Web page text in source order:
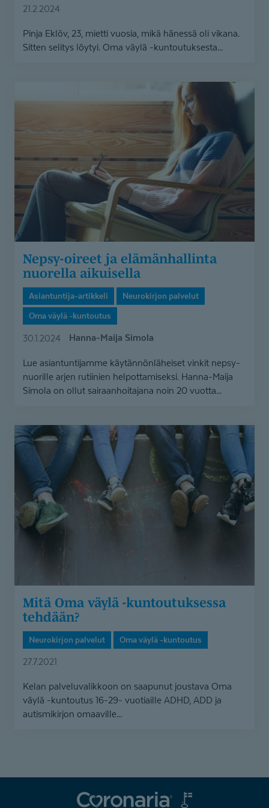
21.2.2024
Pinja Eklöv, 23, mietti vuosia, mikä hänessä oli vikana.
Sitten selitys löytyi. Oma väylä -kuntoutuksesta...
oireet
elämänhallinta
aikuisella
Nepsy-oireet ja elämänhallinta
nuorella aikuisella
Asiantuntija-artikkeli
Neurokirjon palvelut
Oma väylä -kuntoutus
30.1.2024 Hanna-Maija Simola
Lue asiantuntijamme käytännönläheiset vinkit nepsy-
nuorille arjen rutiinien helpottamiseksi. Hanna-Maija
Simola on ollut sairaanhoitajana noin 20 vuotta...
Mitä
Oma
kuntoutuksessa
tehdään?
Mitä Oma väylä -kuntoutuksessa
tehdään?
Neurokirjon palvelut
Oma väylä -kuntoutus
27.7.2021
Kelan palveluvalikkoon on saapunut joustava Oma
väylä -kuntoutus 16-29- vuotiaille ADHD, ADD ja
autismikirjon omaaville...